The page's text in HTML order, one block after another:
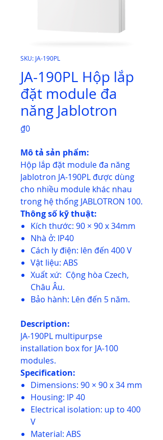
SKU: JA-190PL
JA-190PL Hộp lắp
đặt module đa
năng Jablotron
₫0Price
Mô tả sản phẩm:
Hộp lắp đặt module đa năng
Jablotron JA-190PL được dùng
cho nhiều module khác nhau
trong hệ thống JABLOTRON 100.
Thông số kỹ thuật:
Kích thước: 90 × 90 x 34mm
Nhà ở: IP40
Cách ly điện: lên đến 400 V
Vật liệu: ABS
Xuất xứ: Cộng hòa Czech,
Châu Âu.
Bảo hành: Lên đến 5 năm.
Description:
JA-190PL multipurpse
installation box for JA-100
modules.
Specification:
Dimensions: 90 × 90 x 34 mm
Housing: IP 40
Electrical isolation: up to 400
V
Material: ABS